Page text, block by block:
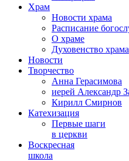
Храм
Новости храма
Расписание
О храме
Духовенство храма
Новости
Творчество
Анна Герасимова
иерей Александр
Кирилл Смирнов
Катехизация
Первые шаги
в церкви
Воскресная
школа